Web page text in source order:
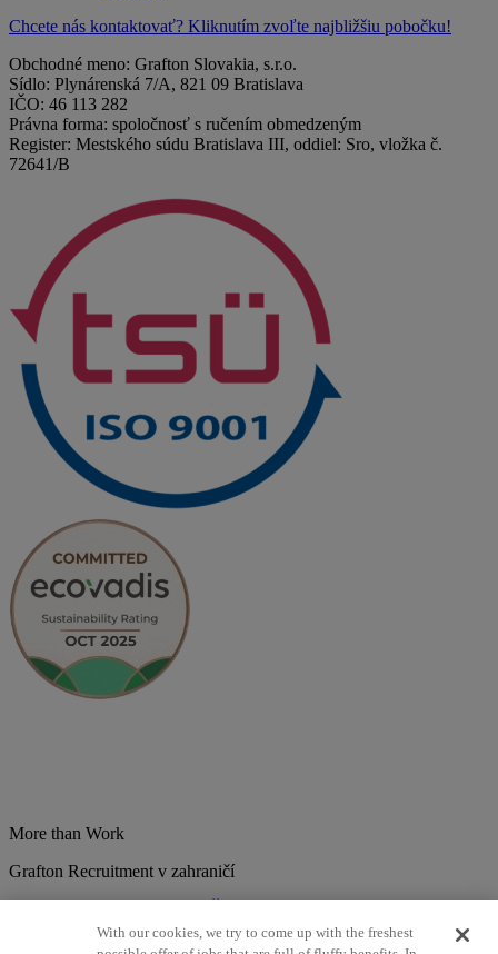
Chcete nás kontaktovať? Kliknutím zvoľte najbližšiu pobočku!
Obchodné meno: Grafton Slovakia, s.r.o.
Sídlo: Plynárenská 7/A, 821 09 Bratislava
IČO: 46 113 282
Právna forma: spoločnosť s ručením obmedzeným
Register: Mestského súdu Bratislava III, oddiel: Sro, vložka č.
72641/B
More than Work
Grafton Recruitment v zahraničí
Francúzsko Holandsko India Kolumbia Litva Lotyšsko
Mexiko Nemecko Nórsko Poľsko Portugalsko
With our cookies, we try to come up with the freshest